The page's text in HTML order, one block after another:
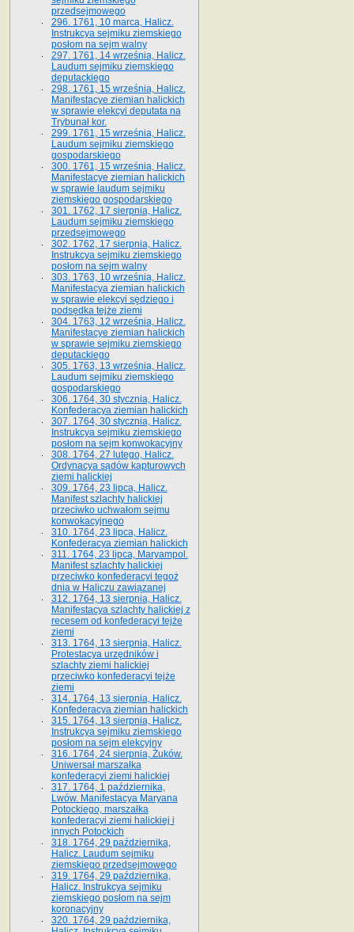
przedsejmowego
296. 1761, 10 marca, Halicz.
Instrukcya sejmiku ziemskiego
posłom na sejm walny
297. 1761, 14 września, Halicz.
Laudum sejmiku ziemskiego
deputackiego
298. 1761, 15 września, Halicz.
Manifestacye ziemian halickich
w sprawie elekcyi deputata na
Trybunał kor.
299. 1761, 15 września, Halicz.
Laudum sejmiku ziemskiego
gospodarskiego
300. 1761, 15 września, Halicz.
Manifestacye ziemian halickich
w sprawie laudum sejmiku
ziemskiego gospodarskiego
301. 1762, 17 sierpnia, Halicz.
Laudum sejmiku ziemskiego
przedsejmowego
302. 1762, 17 sierpnia, Halicz.
Instrukcya sejmiku ziemskiego
posłom na sejm walny
303. 1763, 10 września, Halicz.
Manifestacya ziemian halickich
w sprawie elekcyi sędziego i
podsędka tejże ziemi
304. 1763, 12 września, Halicz.
Manifestacye ziemian halickich
w sprawie sejmiku ziemskiego
deputackiego
305. 1763, 13 września, Halicz.
Laudum sejmiku ziemskiego
gospodarskiego
306. 1764, 30 stycznia, Halicz.
Konfederacya ziemian halickich
307. 1764, 30 stycznia, Halicz.
Instrukcya sejmiku ziemskiego
posłom na sejm konwokacyjny
308. 1764, 27 lutego, Halicz.
Ordynacya sądów kapturowych
ziemi halickiej
309. 1764, 23 lipca, Halicz.
Manifest szlachty halickiej
przeciwko uchwałom sejmu
konwokacyjnego
310. 1764, 23 lipca, Halicz.
Konfederacya ziemian halickich
311. 1764, 23 lipca, Maryampol.
Manifest szlachty halickiej
przeciwko konfederacyi tegoż
dnia w Haliczu zawiązanej
312. 1764, 13 sierpnia, Halicz.
Manifestacya szlachty halickiej z
recesem od konfederacyi tejże
ziemi
313. 1764, 13 sierpnia, Halicz.
Protestacya urzędników i
szlachty ziemi halickiej
przeciwko konfederacyi tejże
ziemi
314. 1764, 13 sierpnia, Halicz.
Konfederacya ziemian halickich
315. 1764, 13 sierpnia, Halicz.
Instrukcya sejmiku ziemskiego
posłom na sejm elekcyjny
316. 1764, 24 sierpnia, Żuków.
Uniwersał marszałka
konfederacyi ziemi halickiej
317. 1764, 1 października,
Lwów. Manifestacya Maryana
Potockiego, marszałka
konfederacyi ziemi halickiej i
innych Potockich
318. 1764, 29 października,
Halicz. Laudum sejmiku
ziemskiego przedsejmowego
319. 1764, 29 października,
Halicz. Instrukcya sejmiku
ziemskiego posłom na sejm
koronacyjny
320. 1764, 29 października,